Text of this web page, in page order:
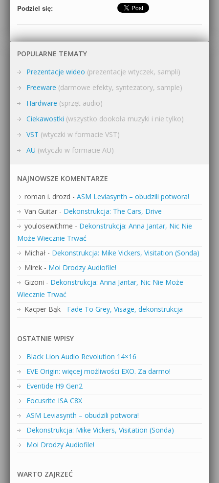
Podziel się:
POPULARNE TEMATY
Prezentacje wideo (prezentacje wtyczek, sampli)
Freeware (darmowe efekty, syntezatory, sample)
Hardware (sprzęt audio)
Ciekawostki (wszystko dookoła muzyki i nie tylko)
VST (wtyczki w formacie VST)
AU (wtyczki w formacie AU)
NAJNOWSZE KOMENTARZE
roman i. drozd - ASM Leviasynth – obudzili potwora!
Van Guitar - Dekonstrukcja: The Cars, Drive
youlosewithme - Dekonstrukcja: Anna Jantar, Nic Nie
Może Wiecznie Trwać
Michał - Dekonstrukcja: Mike Vickers, Visitation (Sonda)
Mirek - Moi Drodzy Audiofile!
Gizoni - Dekonstrukcja: Anna Jantar, Nic Nie Może
Wiecznie Trwać
Kacper Bąk - Fade To Grey, Visage, dekonstrukcja
OSTATNIE WPISY
Black Lion Audio Revolution 14×16
EVE Origin: więcej możliwości EXO. Za darmo!
Eventide H9 Gen2
Focusrite ISA C8X
ASM Leviasynth – obudzili potwora!
Dekonstrukcja: Mike Vickers, Visitation (Sonda)
Moi Drodzy Audiofile!
WARTO ZAJRZEĆ